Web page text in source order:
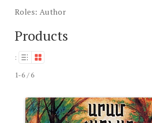
Roles: Author
Products
:
1-6 / 6